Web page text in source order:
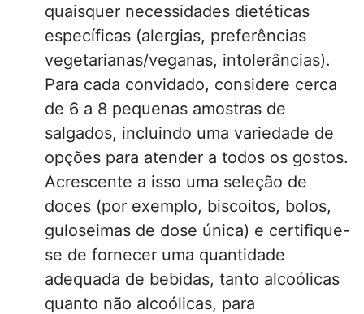
quaisquer necessidades dietéticas
específicas (alergias, preferências
vegetarianas/veganas, intolerâncias).
Para cada convidado, considere cerca
de 6 a 8 pequenas amostras de
salgados, incluindo uma variedade de
opções para atender a todos os gostos.
Acrescente a isso uma seleção de
doces (por exemplo, biscoitos, bolos,
guloseimas de dose única) e certifique-
se de fornecer uma quantidade
adequada de bebidas, tanto alcoólicas
quanto não alcoólicas, para